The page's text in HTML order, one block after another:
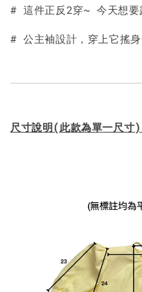
# 這件正反2穿~ 今天想要
# 公主袖設計，穿上它搖
尺寸說明(此款為單一尺寸